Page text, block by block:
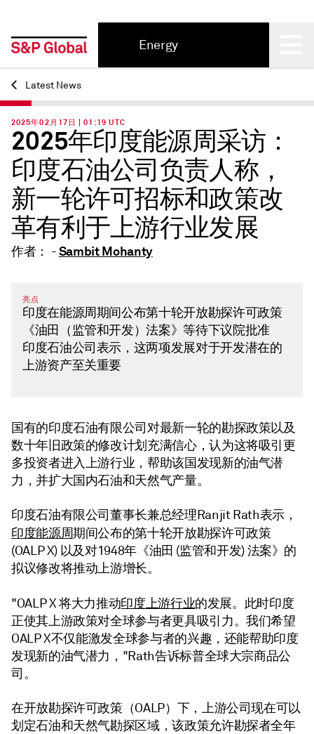
Energy
Back
Latest News
2025年02月17日 | 01:19 UTC
2025年印度能源周采访：
印度石油公司负责人称，
新一轮许可招标和政策改
革有利于上游行业发展
作者： -Sambit Mohanty
亮点
印度在能源周期间公布第十轮开放勘探许可政策
《油田（监管和开发）法案》等待下议院批准
印度石油公司表示，这两项发展对于开发潜在的
上游资产至关重要
国有的印度石油有限公司对最新一轮的勘探政策以及
数十年旧政策的修改计划充满信心，认为这将吸引更
多投资者进入上游行业，帮助该国发现新的油气潜
力，并扩大国内石油和天然气产量。
印度石油有限公司董事长兼总经理Ranjit Rath表示，
印度能源周期间公布的第十轮开放勘探许可政策
(OALP X) 以及对1948年《油田 (监管和开发) 法案》的
拟议修改将推动上游增长。
"OALP X 将大力推动印度上游行业的发展。此时印度
正使其上游政策对全球参与者更具吸引力。我们希望
OALP X不仅能激发全球参与者的兴趣，还能帮助印度
发现新的油气潜力，"Rath告诉标普全球大宗商品公
司。
在开放勘探许可政策（OALP）下，上游公司现在可以
划定石油和天然气勘探区域，该政策允许勘探者全年